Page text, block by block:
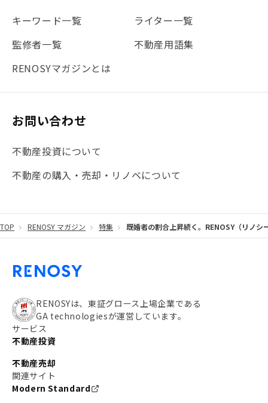
#地震対策
#セミナー #渋谷
#ふるさと納税
#法人化
#クラウドファンディング #JR京浜東北線
#まとめ #融資 #目黒
#JR湘南新宿ライン
#20代 #都営浅草線
#東急東横線
#都営大江戸線
#都営三田線 #不労所得
#私の資産ポートフォリオ
#わたしのリノベーションストーリー #JR横須賀線
#東京メトロ副都心線
#東京メトロ銀座線
#東京メトロ半蔵門線
キーワード一覧
ライター一覧
監修者一覧
不動産用語集
RENOSYマガジンとは
お問い合わせ
不動産投資について
不動産の購入・売却・リノベについて
TOP RENOSY マガジン 特集 既婚者の割合上昇続く。RENOSY（リノ
RENOSYは、東証グロース上場企業である
GA technologiesが運営しています。
サービス
不動産投資
不動産売却
関連サイト
Modern Standard